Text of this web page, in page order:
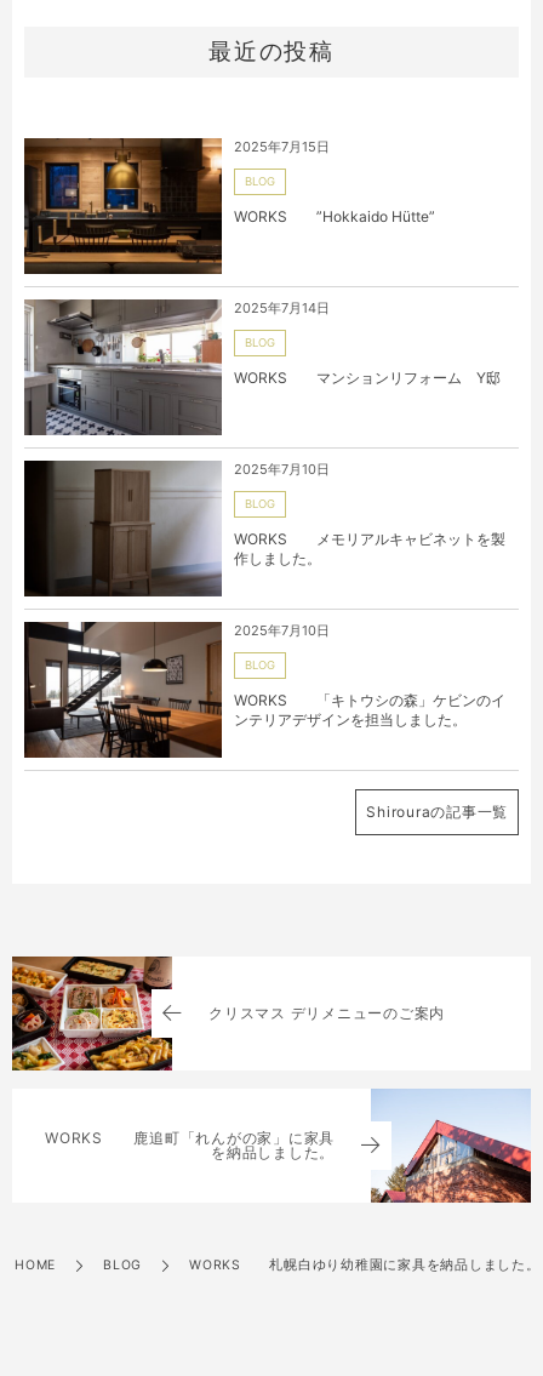
最近の投稿
2025年7月15日
BLOG
WORKS ”Hokkaido Hütte”
2025年7月14日
BLOG
WORKS マンションリフォーム Y邸
2025年7月10日
BLOG
WORKS メモリアルキャビネットを製
作しました。
2025年7月10日
BLOG
WORKS 「キトウシの森」ケビンのイ
ンテリアデザインを担当しました。
Shirouraの記事一覧
クリスマス デリメニューのご案内
WORKS 鹿追町「れんがの家」に家具
を納品しました。
HOME BLOG WORKS 札幌白ゆり幼稚園に家具を納品しました。